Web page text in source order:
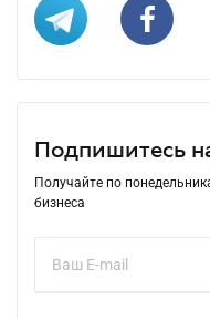
Подпишитесь
Получайте по
бизнеса